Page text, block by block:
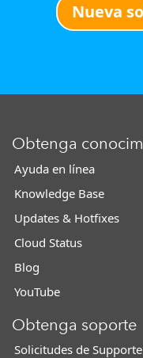
Nueva
Obtenga
Ayuda en línea
Knowledge Base
Updates & Hotfixes
Cloud Status
Blog
YouTube
Obtenga soporte
Solicitudes de Supporte